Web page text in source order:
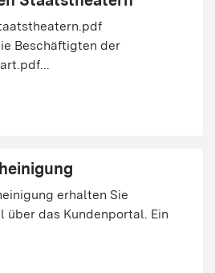
Beschäftigten der
erhalten Sie
das Kundenportal. Ein